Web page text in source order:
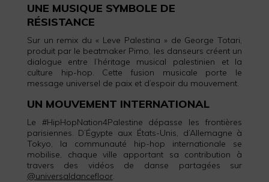
UNE MUSIQUE SYMBOLE DE
RÉSISTANCE
Sur un remix du « Leve Palestina » de George Totari,
produit par le beatmaker Pimo, les danseurs créent un
dialogue entre l’héritage musical palestinien et la
culture hip-hop. Cette fusion musicale porte le
message universel de paix et d’espoir du mouvement.
UN MOUVEMENT INTERNATIONAL
Le #HipHopNation4Palestine dépasse les frontières
parisiennes. D’Égypte aux États-Unis, d’Allemagne à
Tokyo, la communauté hip-hop internationale se
mobilise, chaque ville apportant sa contribution à
travers des vidéos de danse partagées sur
@universaldancefloor.